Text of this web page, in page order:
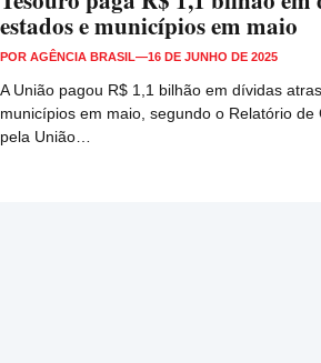
estados e municípios em maio
POR AGÊNCIA BRASIL—16 DE JUNHO DE 2025
A União pagou R$ 1,1 bilhão em dívidas
municípios em maio, segundo o Relatório de
pela União…